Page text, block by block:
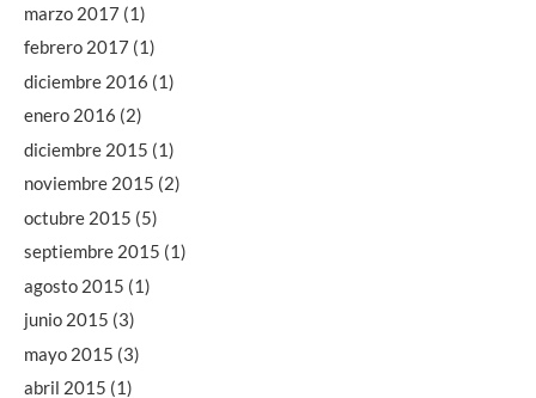
marzo 2017 (1)
febrero 2017 (1)
diciembre 2016 (1)
enero 2016 (2)
diciembre 2015 (1)
noviembre 2015 (2)
octubre 2015 (5)
septiembre 2015 (1)
agosto 2015 (1)
junio 2015 (3)
mayo 2015 (3)
abril 2015 (1)